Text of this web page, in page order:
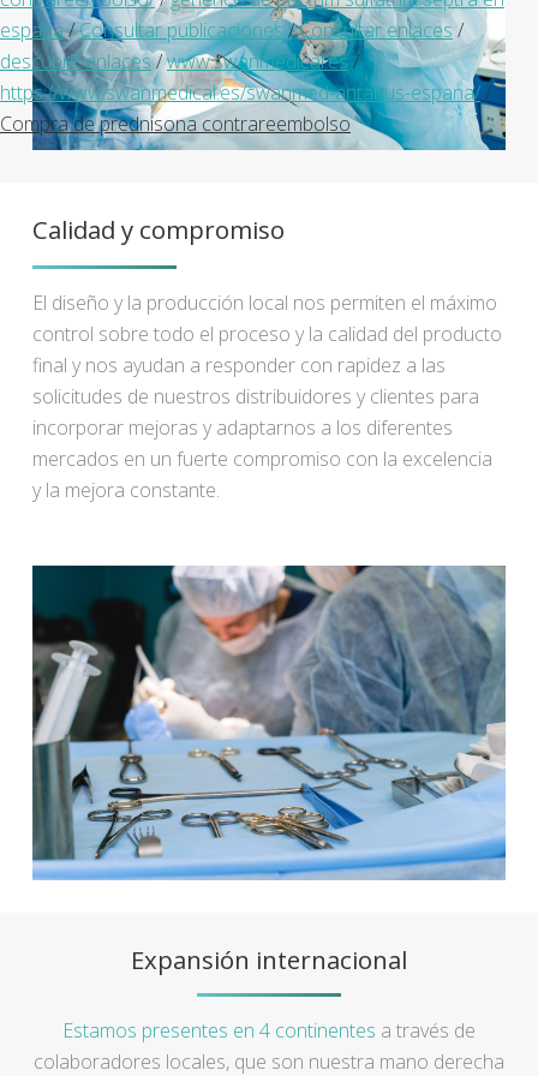
españa/Consultar publicaciones/Consultar enlaces/
descubrir enlaces/www.swanmedical.es/
https://www.swanmedical.es/swanmed-antabus-espana//
Compra de prednisona contrareembolso
Calidad y compromiso
El diseño y la producción local nos permiten el máximo
control sobre todo el proceso y la calidad del producto
final y nos ayudan a responder con rapidez a las
solicitudes de nuestros distribuidores y clientes para
incorporar mejoras y adaptarnos a los diferentes
mercados en un fuerte compromiso con la excelencia
y la mejora constante.
Expansión internacional
Estamos presentes en 4 continentes a través de
colaboradores locales, que son nuestra mano derecha